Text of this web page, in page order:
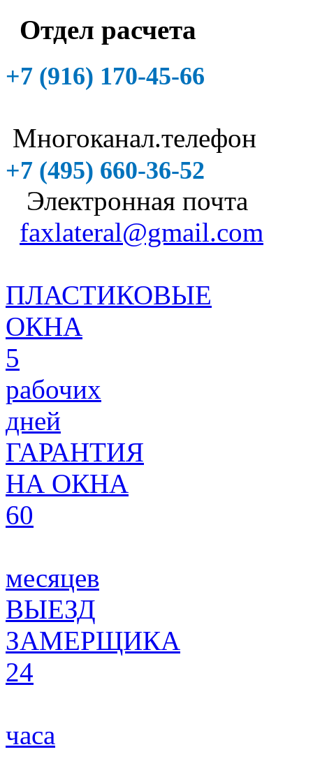
Отдел расчета
+7 (916) 170-45-66
Многоканал.телефон
+7 (495) 660-36-52
Электронная почта
faxlateral@gmail.com
ПЛАСТИКОВЫЕ
ОКНА
5
рабочих
дней
ГАРАНТИЯ
НА ОКНА
60
месяцев
ВЫЕЗД
ЗАМЕРЩИКА
24
часа